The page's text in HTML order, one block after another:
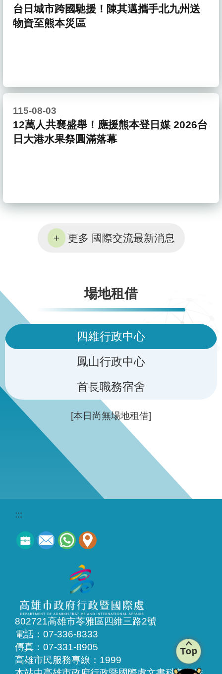
台日城市跨國馳援！陳其邁攜手北九州送
物資至熊本災區
115-08-03
12萬人共襄盛舉！應援熊本登日媒 2026台
日大港水果祭圓滿落幕
更多 國際交流最新消息
場地租借
四維行政中心
鳳山行政中心
首長職務宿舍
[本日尚無場地租借]
:::
802721高雄市苓雅區四維三路2號
電話：07-336-8333
傳真：07-331-8905
高雄市民服務專線：1999
Top